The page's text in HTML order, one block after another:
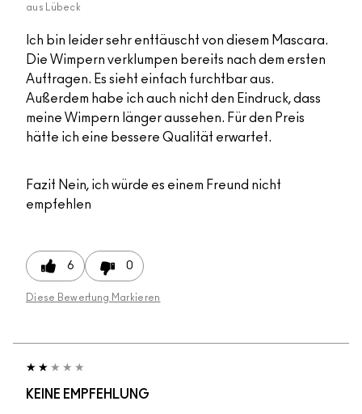
aus
Lübeck
Ich bin leider sehr enttäuscht von diesem Mascara.
Die Wimpern verklumpen bereits nach dem ersten
Auftragen. Es sieht einfach furchtbar aus.
Außerdem habe ich auch nicht den Eindruck, dass
meine Wimpern länger aussehen. Für den Preis
hätte ich eine bessere Qualität erwartet.
Fazit Nein, ich würde es einem Freund nicht
empfehlen
6 0
Diese Bewertung Markieren
KEINE EMPFEHLUNG